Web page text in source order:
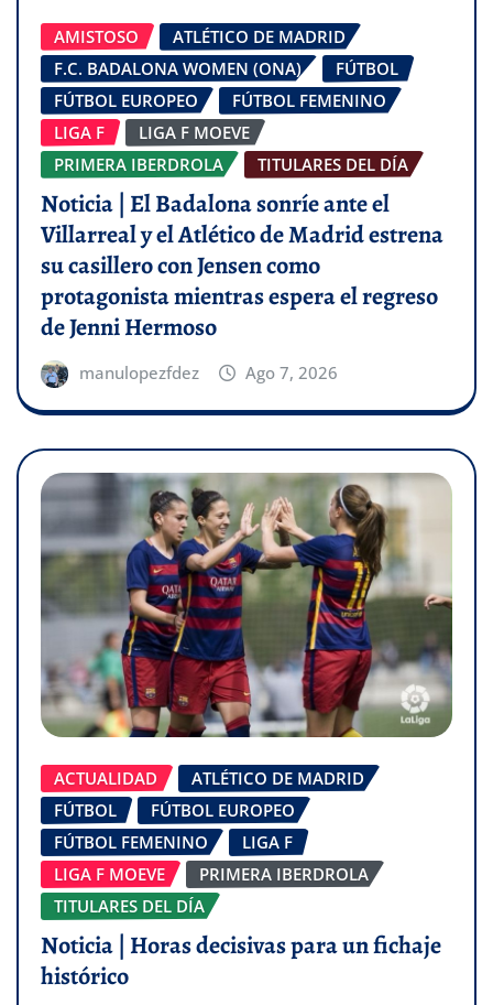
AMISTOSO
ATLÉTICO DE MADRID
F.C. BADALONA WOMEN (ONA)
FÚTBOL
FÚTBOL EUROPEO
FÚTBOL FEMENINO
LIGA F
LIGA F MOEVE
PRIMERA IBERDROLA
TITULARES DEL DÍA
Noticia | El Badalona sonríe ante el
Villarreal y el Atlético de Madrid estrena
su casillero con Jensen como
protagonista mientras espera el regreso
de Jenni Hermoso
manulopezfdez Ago 7, 2026
ACTUALIDAD
ATLÉTICO DE MADRID
FÚTBOL
FÚTBOL EUROPEO
FÚTBOL FEMENINO
LIGA F
LIGA F MOEVE
PRIMERA IBERDROLA
TITULARES DEL DÍA
Noticia | Horas decisivas para un fichaje
histórico